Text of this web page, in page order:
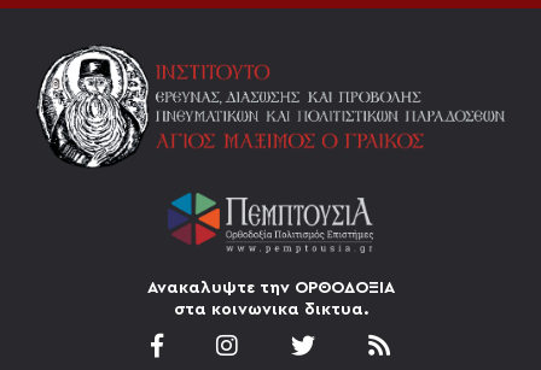
Ανακαλυψτε την ΟΡΘΟΔΟΞΙΑ
στα κοινωνικα δικτυα.